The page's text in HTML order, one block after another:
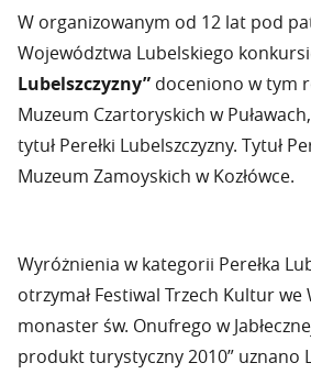
W organizowanym od 12 lat pod
Województwa Lubelskiego
Lubelszczyzny” doceniono w tym
Muzeum Czartoryskich w
tytuł Perełki Lubelszczyzny. Tytuł
Muzeum Zamoyskich w Kozłówce.
Wyróżnienia w kategorii Perełka
otrzymał Festiwal Trzech Kultur we
monaster św. Onufrego w
produkt turystyczny 2010” uznano